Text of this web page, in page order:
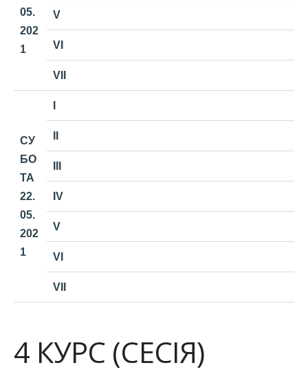
05.
202
1
V
VI
VII
СУ
БО
ТА
22.
05.
202
1
IV
V
VI
VII
4 КУРС (СЕСІЯ)